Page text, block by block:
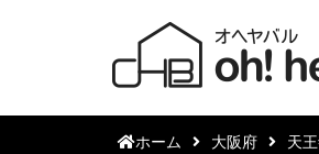
ホーム 大阪府 天